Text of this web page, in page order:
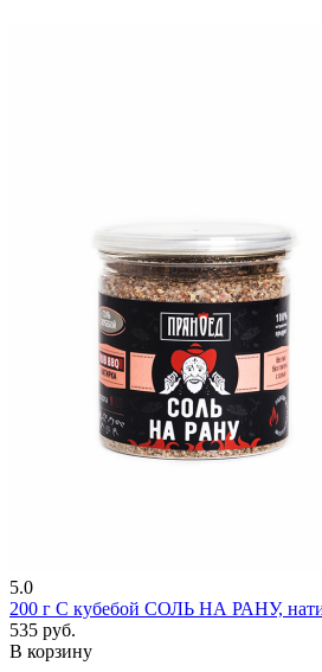
5.0
200 г С кубебой СОЛЬ НА РАНУ,
535 руб.
В корзину